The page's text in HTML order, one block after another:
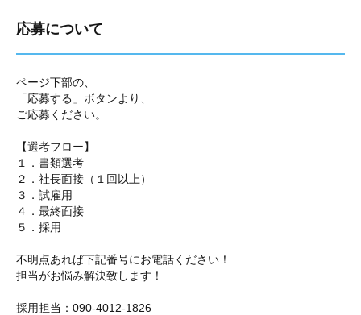
応募について
ページ下部の、
「応募する」ボタンより、
ご応募ください。
【選考フロー】
１．書類選考
２．社長面接（１回以上）
３．試雇用
４．最終面接
５．採用
不明点あれば下記番号にお電話ください！
担当がお悩み解決致します！
採用担当：090-4012-1826